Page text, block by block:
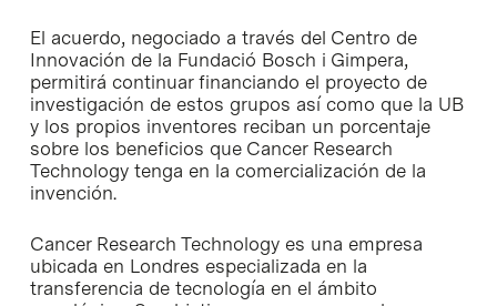
El acuerdo, negociado a través del Centro de
Innovación de la Fundació Bosch i Gimpera,
permitirá continuar financiando el proyecto de
investigación de estos grupos así como que la UB
y los propios inventores reciban un porcentaje
sobre los beneficios que Cancer Research
Technology tenga en la comercialización de la
invención.
Cancer Research Technology es una empresa
ubicada en Londres especializada en la
transferencia de tecnología en el ámbito